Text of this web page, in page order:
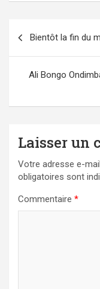
de
l’article
Bientôt la fin du
Ali Bongo
Laisser un
Votre adresse e-
obligatoires sont
Commentaire *